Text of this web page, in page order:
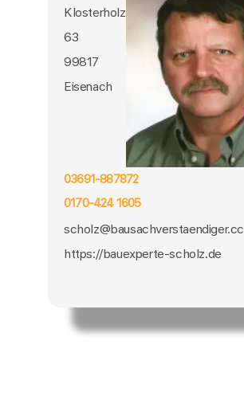
Klosterholz
63
99817
Eisenach
03691-887872
0170-424 1605
scholz@bausachverstaendiger.cc
https://bauexperte-scholz.de